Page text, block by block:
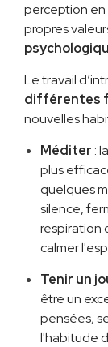
perception en
propres
Le travail
différentes
nouvelles
Méditer :
plus
quelques
silence,
respiration
calmer
Tenir un
être un
pensées,
l'habitude